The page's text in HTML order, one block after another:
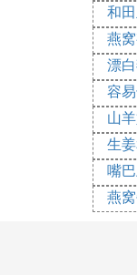
和
燕
漂
容
山
生
嘴
燕